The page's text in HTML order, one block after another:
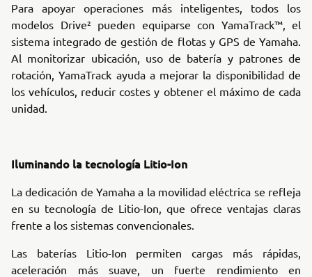
Para apoyar operaciones más inteligentes, todos los
modelos Drive² pueden equiparse con YamaTrack™, el
sistema integrado de gestión de flotas y GPS de Yamaha.
Al monitorizar ubicación, uso de batería y patrones de
rotación, YamaTrack ayuda a mejorar la disponibilidad de
los vehículos, reducir costes y obtener el máximo de cada
unidad.
Iluminando la tecnología Litio-Ion
La dedicación de Yamaha a la movilidad eléctrica se refleja
en su tecnología de Litio-Ion, que ofrece ventajas claras
frente a los sistemas convencionales.
Las baterías Litio-Ion permiten cargas más rápidas,
aceleración más suave, un fuerte rendimiento en